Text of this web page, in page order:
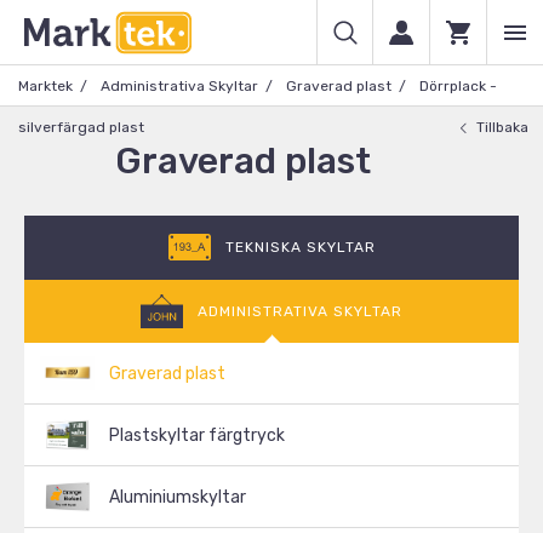
Marktek Administrativa Skyltar Graverad plast Dörrplack -
silverfärgad plast Tillbaka
Graverad plast
TEKNISKA SKYLTAR
ADMINISTRATIVA SKYLTAR
Graverad plast
Plastskyltar färgtryck
Aluminiumskyltar